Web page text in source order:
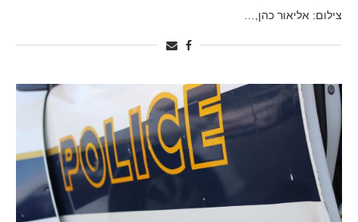
צילום: אליאור כהן,…